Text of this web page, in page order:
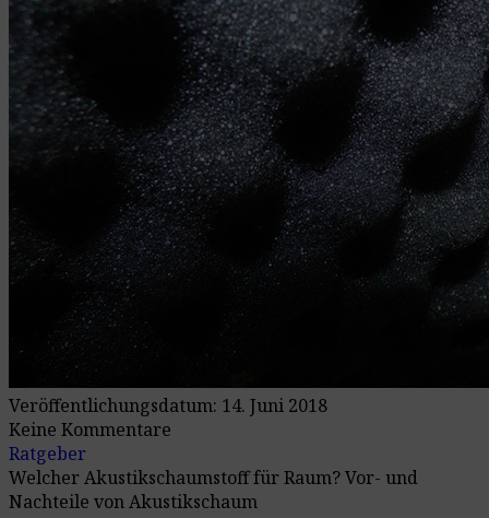
Veröffentlichungsdatum: 14. Juni 2018
Keine Kommentare
Ratgeber
Welcher Akustikschaumstoff für Raum? Vor- und
Nachteile von Akustikschaum